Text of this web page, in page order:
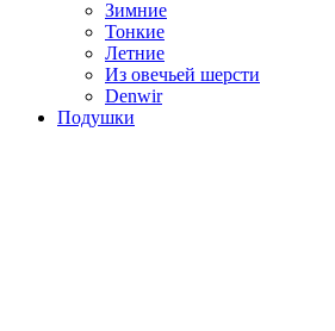
Зимние
Тонкие
Летние
Из овечьей шерсти
Denwir
Подушки